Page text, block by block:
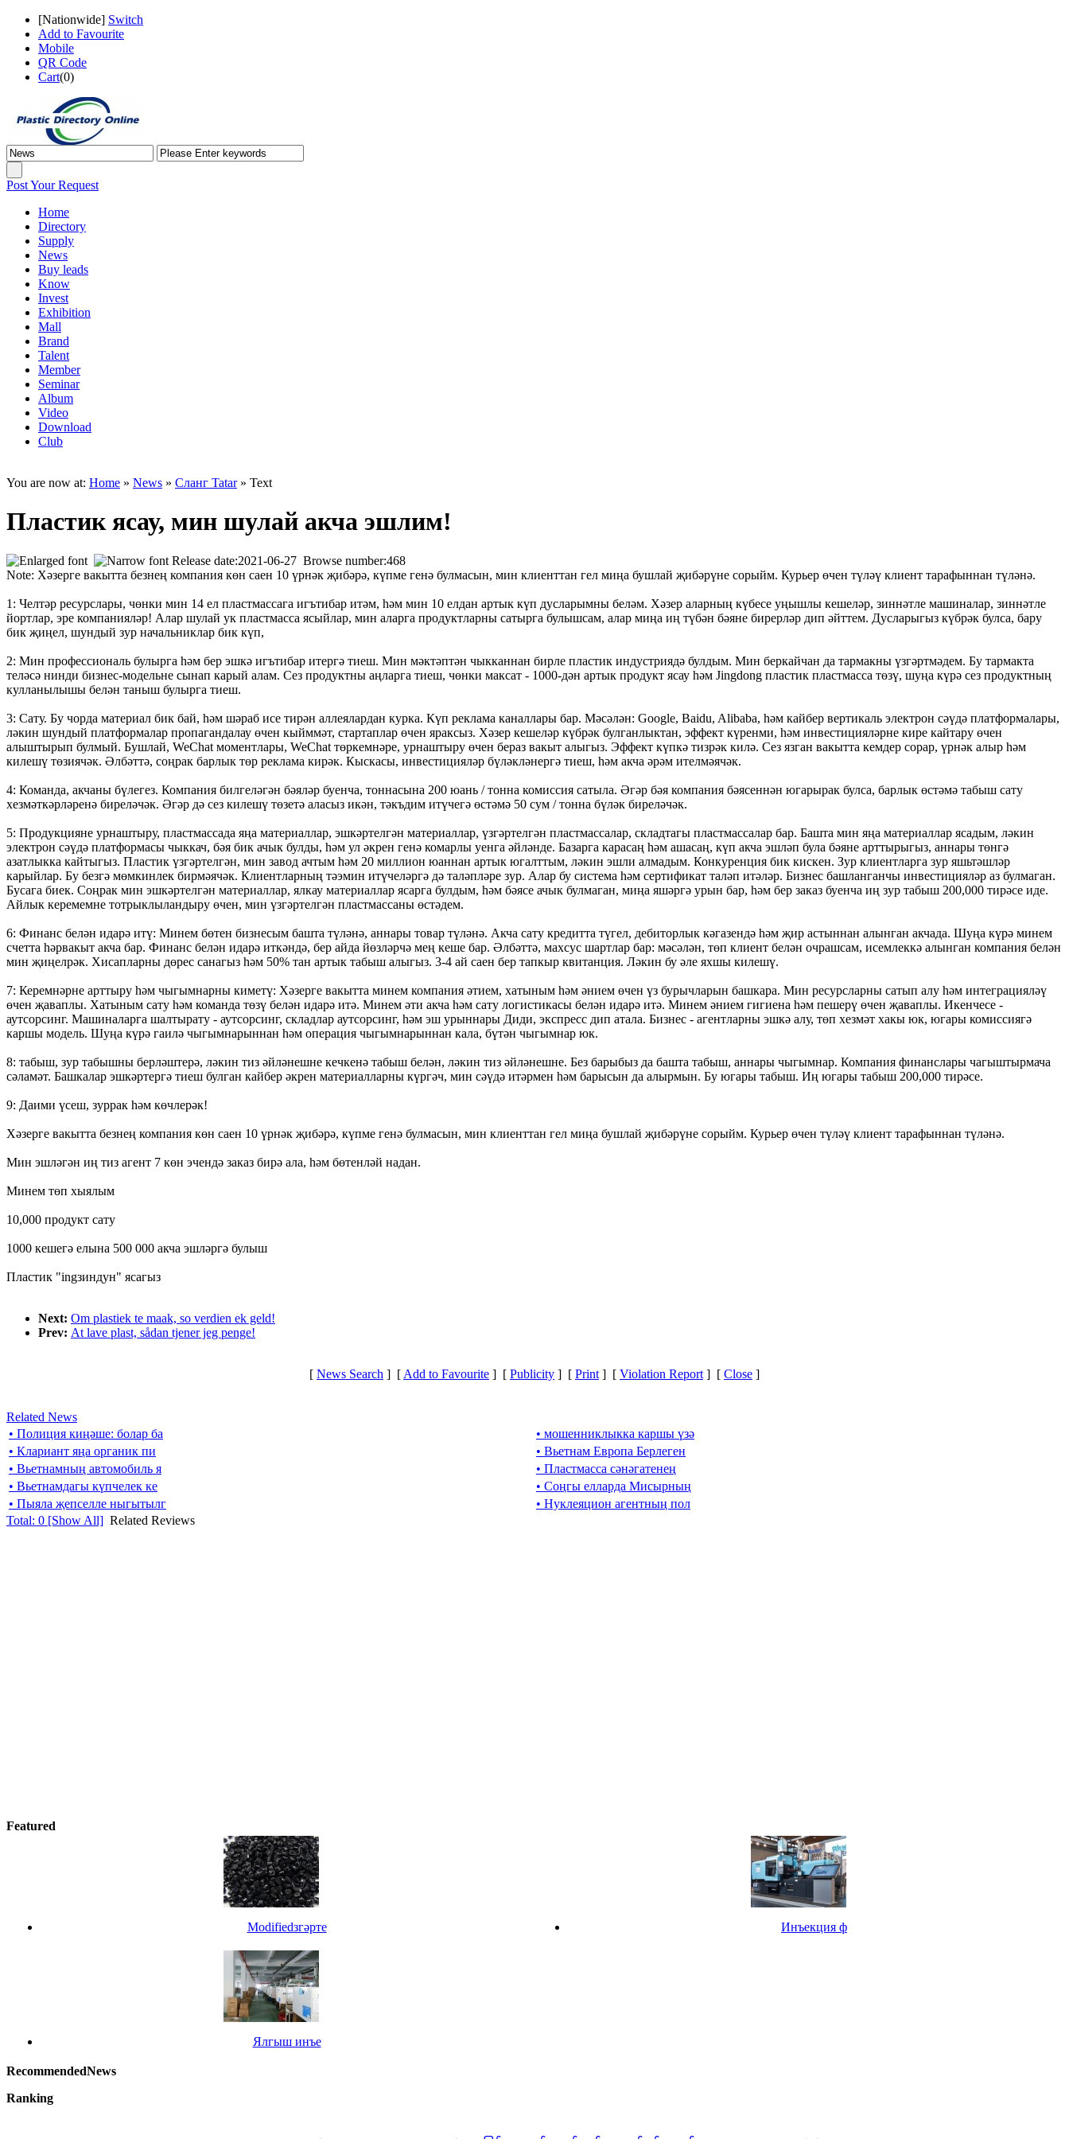
[Nationwide] Switch
Add to Favourite
Mobile
QR Code
Cart(0)
Post Your Request
Home
Directory
Supply
News
Buy leads
Know
Invest
Exhibition
Mall
Brand
Talent
Member
Seminar
Album
Video
Download
Club
You are now at: Home » News » Сланг Tatar» Text
Пластик ясау, мин шулай акча эшлим!
Release date:2021-06-27 Browse number:468
Note: Хәзерге вакытта безнең компания көн саен 10 үрнәк җибәрә, күпме генә булмасын, мин клиенттан гел миңа бушлай җибәрүне сорыйм. Курьер өчен түләү клиент тарафыннан түләнә.
1: Челтәр ресурслары, чөнки мин 14 ел пластмассага игътибар итәм, һәм мин 10 елдан артык күп дусларымны беләм. Хәзер аларның күбесе уңышлы кешеләр, зиннәтле машиналар, зиннәтле
йортлар, эре компанияләр! Алар шулай ук пластмасса ясыйлар, мин аларга продуктларны сатырга булышсам, алар миңа иң түбән бәяне бирерләр дип әйттем. Дусларыгыз күбрәк булса, бару
бик җиңел, шундый зур начальниклар бик күп,
2: Мин профессиональ булырга һәм бер эшкә игътибар итергә тиеш. Мин мәктәптән чыкканнан бирле пластик индустриядә булдым. Мин беркайчан да тармакны үзгәртмәдем. Бу тармакта
теләсә нинди бизнес-модельне сынап карый алам. Сез продуктны аңларга тиеш, чөнки максат - 1000-дән артык продукт ясау һәм Jingdong пластик пластмасса төзү, шуңа күрә сез продуктның
кулланылышы белән таныш булырга тиеш.
3: Сату. Бу чорда материал бик бай, һәм шәраб исе тирән аллеялардан курка. Күп реклама каналлары бар. Мәсәлән: Google, Baidu, Alibaba, һәм кайбер вертикаль электрон сәүдә платформалары,
ләкин шундый платформалар пропагандалау өчен кыйммәт, стартаплар өчен яраксыз. Хәзер кешеләр күбрәк булганлыктан, эффект күренми, һәм инвестицияләрне кире кайтару өчен
алыштырып булмый. Бушлай, WeChat моментлары, WeChat төркемнәре, урнаштыру өчен бераз вакыт алыгыз. Эффект күпкә тизрәк килә. Сез язган вакытта кемдер сорар, үрнәк алыр һәм
килешү төзиячәк. Әлбәттә, соңрак барлык төр реклама кирәк. Кыскасы, инвестицияләр бүләкләнергә тиеш, һәм акча әрәм ителмәячәк.
4: Команда, акчаны бүлегез. Компания билгеләгән бәяләр буенча, тоннасына 200 юань / тонна комиссия сатыла. Әгәр бәя компания бәясеннән югарырак булса, барлык өстәмә табыш сату
хезмәткәрләренә биреләчәк. Әгәр дә сез килешү төзетә аласыз икән, тәкъдим итүчегә өстәмә 50 сум / тонна бүләк биреләчәк.
5: Продукцияне урнаштыру, пластмассада яңа материаллар, эшкәртелгән материаллар, үзгәртелгән пластмассалар, складтагы пластмассалар бар. Башта мин яңа материаллар ясадым, ләкин
электрон сәүдә платформасы чыккач, бәя бик ачык булды, һәм ул әкрен генә комарлы уенга әйләнде. Базарга карасаң һәм ашасаң, күп акча эшләп була бәяне арттырыгыз, аннары төнгә
азатлыкка кайтыгыз. Пластик үзгәртелгән, мин завод ачтым һәм 20 миллион юаннан артык югалттым, ләкин эшли алмадым. Конкуренция бик кискен. Зур клиентларга зур яшьтәшләр
карыйлар. Бу безгә мөмкинлек бирмәячәк. Клиентларның тәэмин итүчеләргә дә таләпләре зур. Алар бу система һәм сертификат таләп итәләр. Бизнес башланганчы инвестицияләр аз булмаган.
Бусага биек. Соңрак мин эшкәртелгән материаллар, ялкау материаллар ясарга булдым, һәм бәясе ачык булмаган, миңа яшәргә урын бар, һәм бер заказ буенча иң зур табыш 200,000 тирәсе иде.
Айлык керемемне тотрыклыландыру өчен, мин үзгәртелгән пластмассаны өстәдем.
6: Финанс белән идарә итү: Минем бөтен бизнесым башта түләнә, аннары товар түләнә. Акча сату кредитта түгел, дебиторлык кәгазендә һәм җир астыннан алынган акчада. Шуңа күрә минем
счетта һәрвакыт акча бар. Финанс белән идарә иткәндә, бер айда йөзләрчә мең кеше бар. Әлбәттә, махсус шартлар бар: мәсәлән, төп клиент белән очрашсам, исемлеккә алынган компания белән
мин җиңелрәк. Хисапларны дөрес санагыз һәм 50% тан артык табыш алыгыз. 3-4 ай саен бер тапкыр квитанция. Ләкин бу әле яхшы килешү.
7: Керемнәрне арттыру һәм чыгымнарны киметү: Хәзерге вакытта минем компания әтием, хатыным һәм әнием өчен үз бурычларын башкара. Мин ресурсларны сатып алу һәм интеграцияләү
өчен җаваплы. Хатыным сату һәм команда төзү белән идарә итә. Минем әти акча һәм сату логистикасы белән идарә итә. Минем әнием гигиена һәм пешерү өчен җаваплы. Икенчесе -
аутсорсинг. Машиналарга шалтырату - аутсорсинг, складлар аутсорсинг, һәм эш урыннары Диди, экспресс дип атала. Бизнес - агентларны эшкә алу, төп хезмәт хакы юк, югары комиссиягә
каршы модель. Шуңа күрә гаилә чыгымнарыннан һәм операция чыгымнарыннан кала, бүтән чыгымнар юк.
8: табыш, зур табышны берләштерә, ләкин тиз әйләнешне кечкенә табыш белән, ләкин тиз әйләнешне. Без барыбыз да башта табыш, аннары чыгымнар. Компания финанслары чагыштырмача
сәламәт. Башкалар эшкәртергә тиеш булган кайбер әкрен материалларны күргәч, мин сәүдә итәрмен һәм барысын да алырмын. Бу югары табыш. Иң югары табыш 200,000 тирәсе.
9: Даими үсеш, зуррак һәм көчлерәк!
Хәзерге вакытта безнең компания көн саен 10 үрнәк җибәрә, күпме генә булмасын, мин клиенттан гел миңа бушлай җибәрүне сорыйм. Курьер өчен түләү клиент тарафыннан түләнә.
Мин эшләгән иң тиз агент 7 көн эчендә заказ бирә ала, һәм бөтенләй надан.
Минем төп хыялым
10,000 продукт сату
1000 кешегә елына 500 000 акча эшләргә булыш
Пластик "ingзиндун" ясагыз
Next: Om plastiek te maak, so verdien ek geld!
Prev: At lave plast, sådan tjener jeg penge!
[ News Search ] [ Add to Favourite ] [ Publicity ] [ Print ] [ Violation Report ] [ Close ]
Related News
• Полиция киңәше: болар ба
• мошенниклыкка каршы үзә
• Клариант яңа органик пи
• Вьетнам Европа Берлеген
• Вьетнамның автомобиль я
• Пластмасса сәнәгатенең
• Вьетнамдагы күпчелек ке
• Соңгы елларда Мисырның
• Пыяла җепселле ныгытылг
• Нуклеяцион агентның пол
Total: 0 [Show All] Related Reviews
Featured
Modifiedзгәрте Инъекция ф
Ялгыш инъе
RecommendedNews
Ranking